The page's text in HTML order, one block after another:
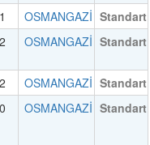
OSMANGAZİ Standart
OSMANGAZİ Standart
OSMANGAZİ Standart
OSMANGAZİ Standart